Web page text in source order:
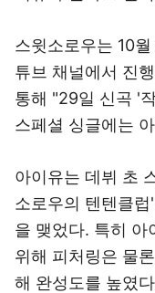
스윗소로우는 10
튜브 채널에서 진
통해 "29일 신곡 '
스페셜 싱글에는
아이유는 데뷔 초
소로우의 텐텐클
을 맺었다. 특히 아
위해 피처링은 물
해 완성도를 높였